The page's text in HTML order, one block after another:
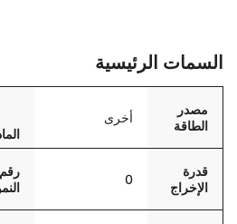
السمات الرئيسية
مصدر
الطاقة
أخرى
قدرة
الإخراج
0
رقم